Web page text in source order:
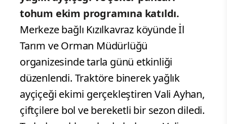
tohum ekim programına katıldı.
Merkeze bağlı Kızılkavraz köyünde İl
Tarım ve Orman Müdürlüğü
organizesinde tarla günü etkinliği
düzenlendi. Traktöre binerek yağlık
ayçiçeği ekimi gerçekleştiren Vali Ayhan,
çiftçilere bol ve bereketli bir sezon diledi.